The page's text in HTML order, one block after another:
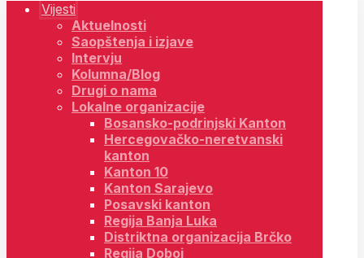
Vijesti
Aktuelnosti
Saopštenja i izjave
Intervju
Kolumna/Blog
Drugi o nama
Lokalne organizacije
Bosansko-podrinjski Kanton
Hercegovačko-neretvanski
kanton
Kanton 10
Kanton Sarajevo
Posavski kanton
Regija Banja Luka
Distriktna organizacija Brčko
Regija Doboj